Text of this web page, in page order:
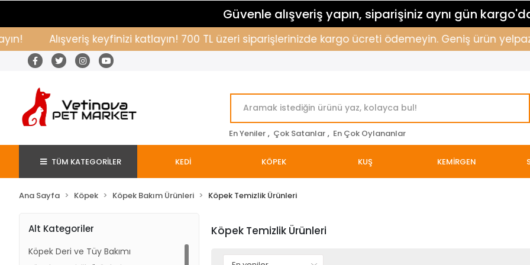
Güvenle alışveriş yapın, siparişiniz aynı gün
Alışveriş keyfinizi katlayın! 700 TL üzeri siparişlerinizde kargo ücreti ödemeyin. Geniş ürün
En Yeniler , Çok Satanlar , En Çok Oylananlar
TÜM KATEGORİLER KEDİ KÖPEK KUŞ KEMİRGEN
Ana Sayfa Köpek Köpek Bakım Ürünleri Köpek Temizlik Ürünleri
Alt Kategoriler
Köpek Deri ve Tüy Bakımı
Köpek Temizlik Ürünleri